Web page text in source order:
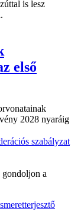
is lesz
első
2028 nyaráig
szabályzat
a